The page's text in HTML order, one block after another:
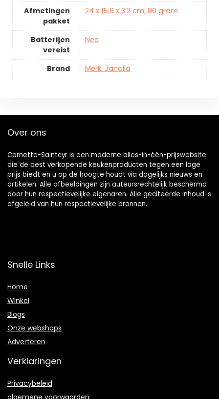
Afmetingen
pakket
24 x 15.6 x 3.2 cm; 80 gram
Batterijen
vereist
Nee
Brand Merk: Janolia
Over ons
Cornette-Saintcyr is een moderne alles-in-één-prijswebsite
die de best verkopende keukenproducten tegen een lage
prijs biedt en u op de hoogte houdt via dagelijks nieuws en
artikelen. Alle afbeeldingen zijn auteursrechtelijk beschermd
door hun respectievelijke eigenaren. Alle geciteerde inhoud is
afgeleid van hun respectievelijke bronnen.
Snelle Links
Home
Winkel
Blogs
Onze webshops
Adverteren
Verklaringen
Privacybeleid
algemene voorwaarden